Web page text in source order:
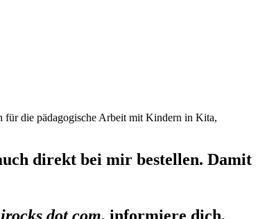
für die pädagogische Arbeit mit Kindern in Kita,
direkt bei mir bestellen. Damit
dot com, informiere dich,